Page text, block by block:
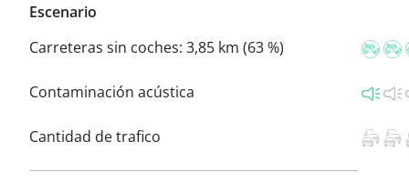
Escenario
Carreteras sin coches: 3,85 km (63 %)
Contaminación acústica
Cantidad de trafico